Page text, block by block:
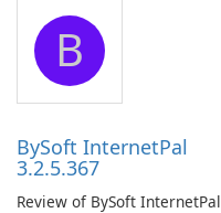
application designed to
ensure the continuous and
uninterrupted operation of
your computer system.
B
BySoft InternetPal
3.2.5.367
Review of BySoft InternetPal